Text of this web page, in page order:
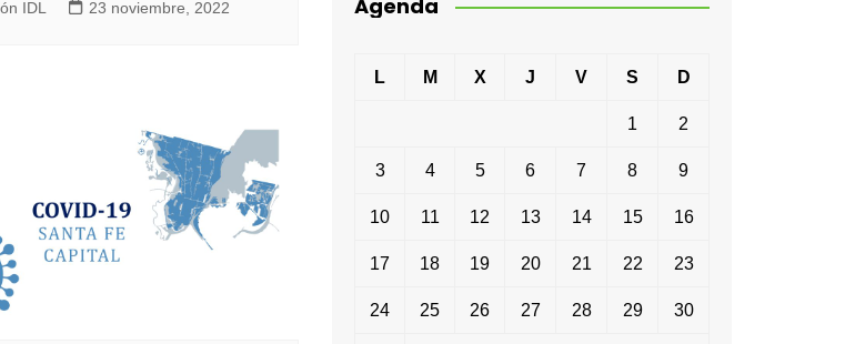
IDL 23 noviembre, 2022 Agenda
L M X J V S D
1 2
3 4 5 6 7 8 9
10 11 12 13 14 15 16
17 18 19 20 21 22 23
24 25 26 27 28 29 30